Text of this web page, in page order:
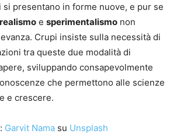
presentano in forme nuove, e pur se
realismo e sperimentalismo non
Crupi insiste sulla necessità di
tra queste due modalità di
sviluppando consapevolmente
che permettono alle scienze
e crescere.
Garvit Nama su Unsplash